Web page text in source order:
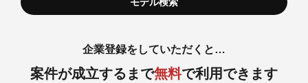
企業登録をしていただくと…
案件が成立するまで無料で利用できます